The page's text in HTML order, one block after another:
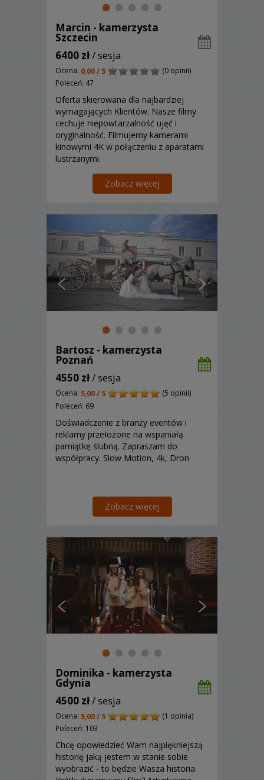
Marcin - kamerzysta
Szczecin
6400 zł/ sesja
Ocena: 0,00 / 5
(0 opinii)
Poleceń: 47
Oferta skierowana dla najbardziej
wymagających Klientów. Nasze filmy
cechuje niepowtarzalność ujęć i
oryginalność. Filmujemy kamerami
kinowymi 4K w połączeniu z aparatami
lustrzanymi.
Zobacz więcej
Bartosz - kamerzysta
Poznań
4550 zł/ sesja
Ocena: 5,00 / 5
(5 opinii)
Poleceń: 69
Doświadczenie z branży eventów i
reklamy przełożone na wspaniałą
pamiątkę ślubną. Zapraszam do
współpracy. Slow Motion, 4k, Dron
Zobacz więcej
Dominika - kamerzysta
Gdynia
4500 zł/ sesja
Ocena: 5,00 / 5
(1 opinia)
Poleceń: 103
Chcę opowiedzieć Wam najpiękniejszą
historię jaką jestem w stanie sobie
wyobrazić - to będzie Wasza historia.